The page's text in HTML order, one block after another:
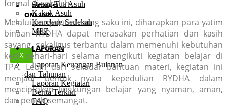
DONASI
ONLINE
X
Orang Tua Asuh
Kakak Asuh
Kencleng Sedekah
MPZ
LAPORAN
Laporan Keuangan Bulanan
dan Tahunan
Laporan Kegiatan
Berita Terkini
FAQ
formal di sekolah.
Melalui penyaluran uang saku ini, diharapkan para yatim
binaan RYDHA dapat merasakan perhatian dan kasih
sayang, sekaligus terbantu dalam memenuhi kebutuhan
kecil sehari-hari selama mengikuti kegiatan belajar di
TPA. Lebih dari sekadar bantuan materi, kegiatan ini
menjadi bentuk nyata kepedulian RYDHA dalam
menciptakan lingkungan belajar yang nyaman, aman,
dan penuh semangat.